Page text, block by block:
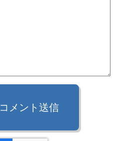
コメント送信